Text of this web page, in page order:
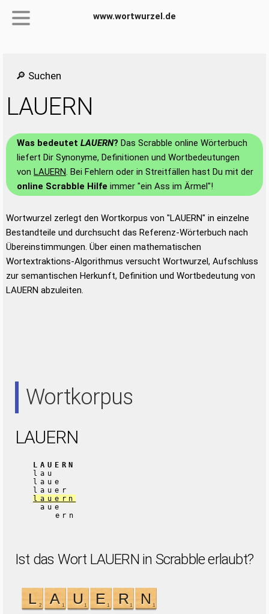
www.wortwurzel.de
🔎 Suchen
LAUERN
Was bedeutet LAUERN? Das Scrabble online Wörterbuch
liefert Dir Synonyme, Definitionen und Wortbedeutungen
von LAUERN. Bei Fehlern oder in Streitfällen hast Du mit der
online Scrabble Hilfe immer "ein Ass im Ärmel"!
Wortwurzel zerlegt den Wortkorpus von "LAUERN" in einzelne
Bestandteile und durchsucht das Referenz-Wörterbuch nach
Übereinstimmungen. Über einen mathematischen
Wortextraktions-Algorithmus versucht Wortwurzel, Aufschluss
zur semantischen Herkunft, Definition und Wortbedeutung von
LAUERN abzuleiten.
Wortkorpus
LAUERN
LAUERN
lau
laue
lauer
lauern
aue
ern
Ist das Wort LAUERN in Scrabble erlaubt?